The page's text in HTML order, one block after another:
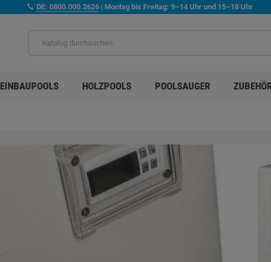
DE: 0800.000.2626| Montag bis Freitag: 9–14 Uhr und 15–18 Uhr
EINBAUPOOLS HOLZPOOLS POOLSAUGER